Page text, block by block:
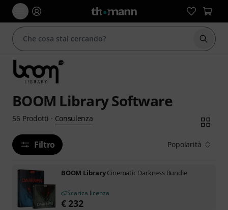
BOOM Library Software
56 Prodotti · Consulenza
Filtro Popolarità
BOOM LibraryCinematic Darkness Bundle
Scarica licenza
€ 232